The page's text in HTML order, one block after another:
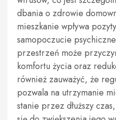
dbania o zdrowie
mieszkanie wpływa
samopoczucie
przestrzeń może
komfortu życia oraz
również zauważyć, że
pozwala na utrzymanie
stanie przez dłuższy